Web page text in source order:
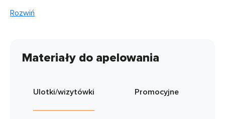
Materiały do apelowania
Ulotki/wizytówki Promocyjne
Rozwiń